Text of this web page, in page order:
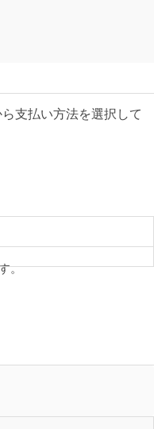
支払い方法を選択して
。